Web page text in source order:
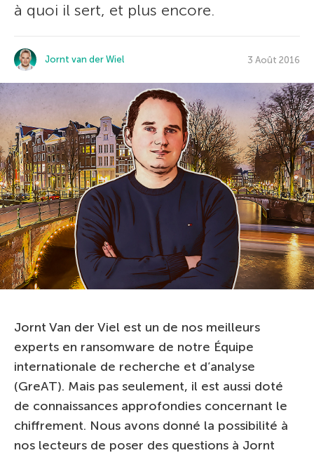
à quoi il sert, et plus encore.
Jornt van der Wiel 3 Août 2016
Jornt Van der Viel est un de nos meilleurs
experts en ransomware de notre Équipe
internationale de recherche et d’analyse
(GreAT). Mais pas seulement, il est aussi doté
de connaissances approfondies concernant le
chiffrement. Nous avons donné la possibilité à
nos lecteurs de poser des questions à Jornt